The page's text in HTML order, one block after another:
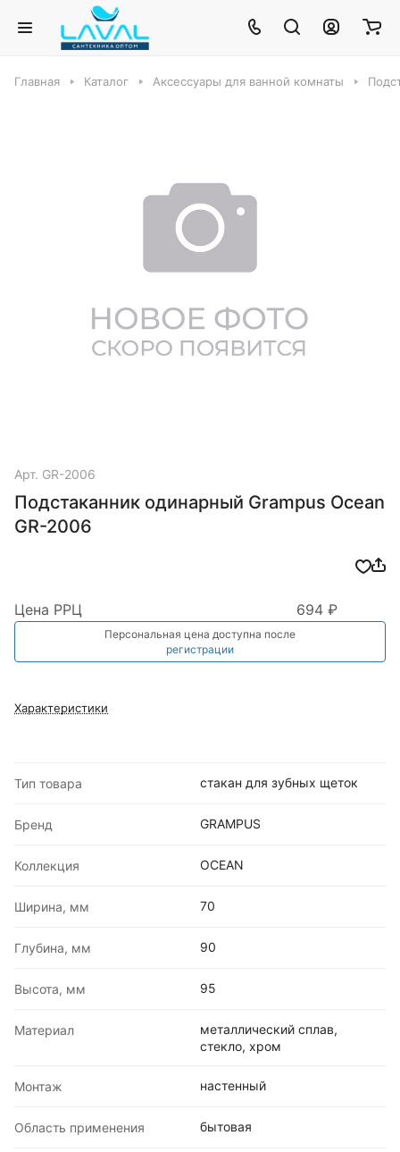
Главная Каталог Аксессуары для ванной комнаты
Арт. GR-2006
Подстаканник одинарный Grampus Ocean
GR-2006
Цена РРЦ 694 ₽
Персональная цена доступна после
регистрации
Характеристики
Тип товара стакан для зубных щеток
Бренд GRAMPUS
Коллекция OCEAN
Ширина, мм 70
Глубина, мм 90
Высота, мм 95
Материал
металлический сплав,
стекло, хром
Монтаж настенный
Область применения бытовая